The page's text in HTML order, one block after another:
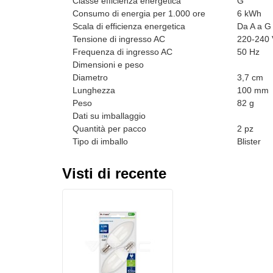
Consumo di energia per 1.000 ore
6 kWh
Scala di efficienza energetica
Da A a G
Tensione di ingresso AC
220-240
Frequenza di ingresso AC
50 Hz
Dimensioni e peso
Diametro
3,7 cm
Lunghezza
100 mm
Peso
82 g
Dati su imballaggio
Quantità per pacco
2 pz
Tipo di imballo
Blister
Visti di recente